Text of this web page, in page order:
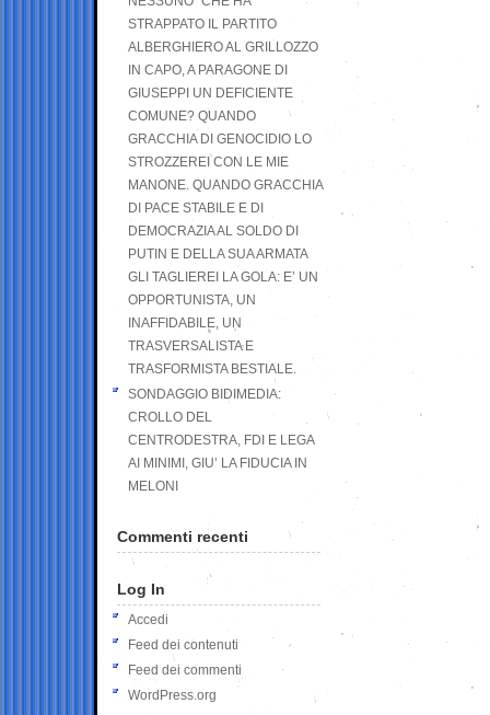
STRAPPATO IL PARTITO
ALBERGHIERO AL GRILLOZZO
IN CAPO, A PARAGONE DI
GIUSEPPI UN DEFICIENTE
COMUNE? QUANDO
GRACCHIA DI GENOCIDIO LO
STROZZEREI CON LE MIE
MANONE. QUANDO GRACCHIA
DI PACE STABILE E DI
DEMOCRAZIA AL SOLDO DI
PUTIN E DELLA SUA ARMATA
GLI TAGLIEREI LA GOLA: E’ UN
OPPORTUNISTA, UN
INAFFIDABILE, UN
TRASVERSALISTA E
TRASFORMISTA BESTIALE.
SONDAGGIO BIDIMEDIA:
CROLLO DEL
CENTRODESTRA, FDI E LEGA
AI MINIMI, GIU’ LA FIDUCIA IN
MELONI
Commenti recenti
Log In
Accedi
Feed dei contenuti
Feed dei commenti
WordPress.org